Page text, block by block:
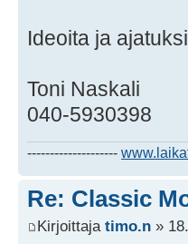
Ideoita ja
Toni Naskali
040-5930398
--------------------
Re: Classic
Kirjoittaja timo.n »